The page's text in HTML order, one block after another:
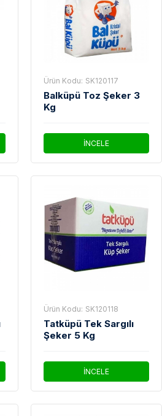
Ürün Kodu: SK120117
Balküpü Toz Şeker 3
Kg
İNCELE
Ürün Kodu: SK120118
Tatküpü Tek Sargılı
Şeker 5 Kg
İNCELE